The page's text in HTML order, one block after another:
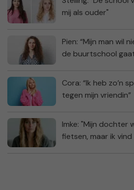
mij als ouder"
Pien: “Mijn man wil
de buurtschool
Cora: “Ik heb zo’n
tegen mijn vriendin”
Imke: "Mijn dochter
fietsen, maar ik